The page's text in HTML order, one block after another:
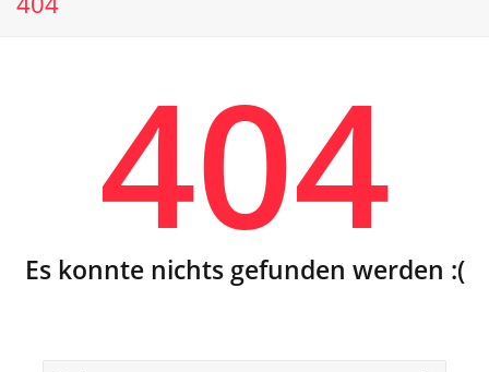
404
Es konnte nichts gefunden werden :(